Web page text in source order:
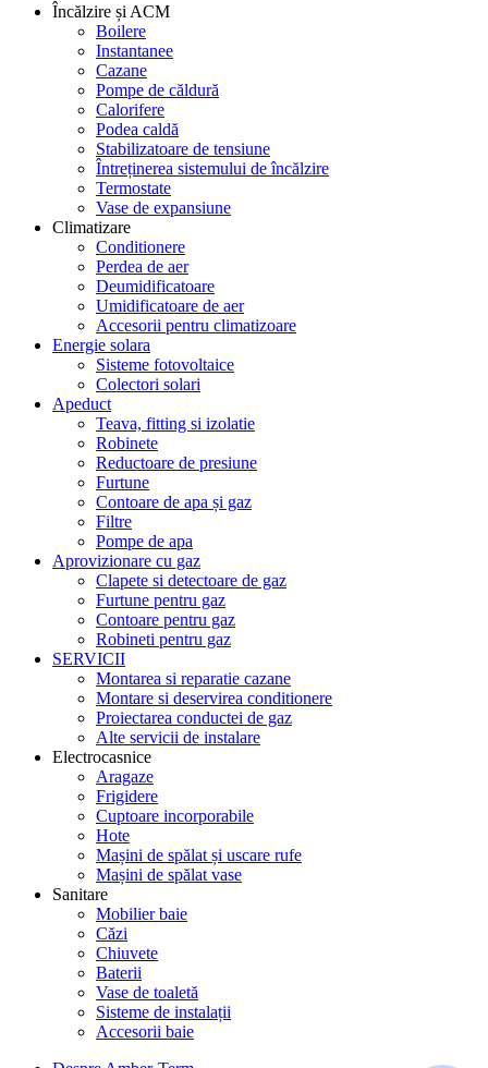
Încălzire și ACM
Boilere
Instantanee
Cazane
Pompe de căldură
Calorifere
Podea caldă
Stabilizatoare de tensiune
Întreținerea sistemului de încălzire
Termostate
Vase de expansiune
Climatizare
Conditionere
Perdea de aer
Deumidificatoare
Umidificatoare de aer
Accesorii pentru climatizoare
Energie solara
Sisteme fotovoltaice
Colectori solari
Apeduct
Teava, fitting si izolatie
Robinete
Reductoare de presiune
Furtune
Contoare de apa și gaz
Filtre
Pompe de apa
Aprovizionare cu gaz
Clapete si detectoare de gaz
Furtune pentru gaz
Contoare pentru gaz
Robineti pentru gaz
SERVICII
Montarea si reparatie cazane
Montare si deservirea conditionere
Proiectarea conductei de gaz
Alte servicii de instalare
Electrocasnice
Aragaze
Frigidere
Cuptoare incorporabile
Hote
Mașini de spălat și uscare rufe
Mașini de spălat vase
Sanitare
Mobilier baie
Căzi
Chiuvete
Baterii
Vase de toaletă
Sisteme de instalații
Accesorii baie